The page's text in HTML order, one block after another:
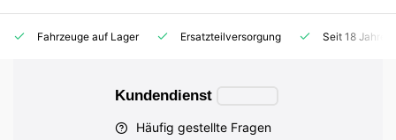
Fahrzeuge auf Lager Ersatzteilversorgung Seit 18
Kundendienst
Häufig gestellte Fragen